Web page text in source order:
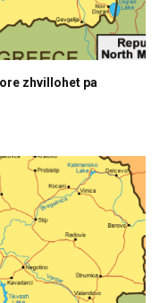
zhvillohet pa